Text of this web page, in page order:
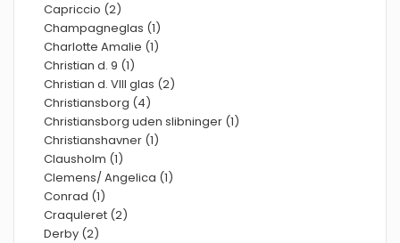
Capriccio (2)
Champagneglas (1)
Charlotte Amalie (1)
Christian d. 9 (1)
Christian d. VIII glas (2)
Christiansborg (4)
Christiansborg uden slibninger (1)
Christianshavner (1)
Clausholm (1)
Clemens/ Angelica (1)
Conrad (1)
Craquleret (2)
Derby (2)